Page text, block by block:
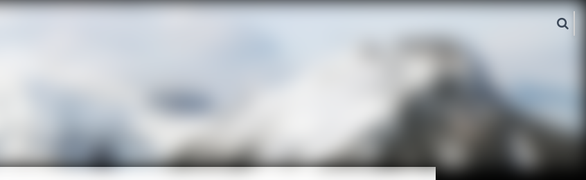
Tykayn Blog
trucs en tout genre par Tykayn